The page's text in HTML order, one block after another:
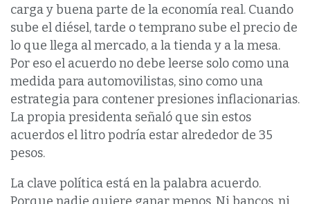
carga y buena parte de la economía real. Cuando
sube el diésel, tarde o temprano sube el precio de
lo que llega al mercado, a la tienda y a la mesa.
Por eso el acuerdo no debe leerse solo como una
medida para automovilistas, sino como una
estrategia para contener presiones inflacionarias.
La propia presidenta señaló que sin estos
acuerdos el litro podría estar alrededor de 35
pesos.
La clave política está en la palabra acuerdo.